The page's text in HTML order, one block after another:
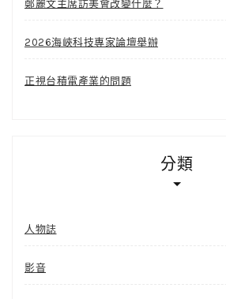
鄭麗文主席訪美會改變什麼？
2026海峽科技專家論壇舉辦
正視台積電產業的問題
分類
人物誌
影音